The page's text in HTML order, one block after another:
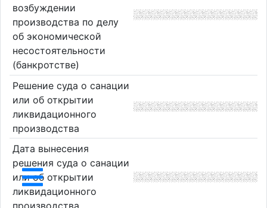
возбуждении
производства по делу
об экономической
несостоятельности
(банкротстве)
Решение суда о санации
или об открытии
ликвидационного
производства
Дата вынесения
решения суда о санации
или об открытии
ликвидационного